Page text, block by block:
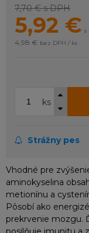
7,70 €s DPH
5,92 € s
4,98 € bez DPH / ks
ks
Strážny pes
Vhodné pre
aminokyselina
metionínu a
Pôsobí ako
prekrvenie mozgu.